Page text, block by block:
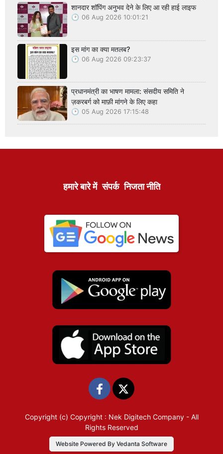
शानदार शॉपिंग अनुभव देने के लिए आ रही हाई लाइफ
06 Aug 2026 10:01:21
इस मांग का क्या मतलब?
06 Aug 2026 09:23:37
प्रधानमंत्री का भाषण मामला: संसदीय समिति ने
ज़करबर्ग को माफ़ी मांगने के लिए कहा
05 Aug 2026 17:15:48
हमारे बारे में संपर्क निजता नीति
Copyright (c) Copyright : Nek Digitech Company- All
Rights Reserved
Website Powered By Vedanta Software